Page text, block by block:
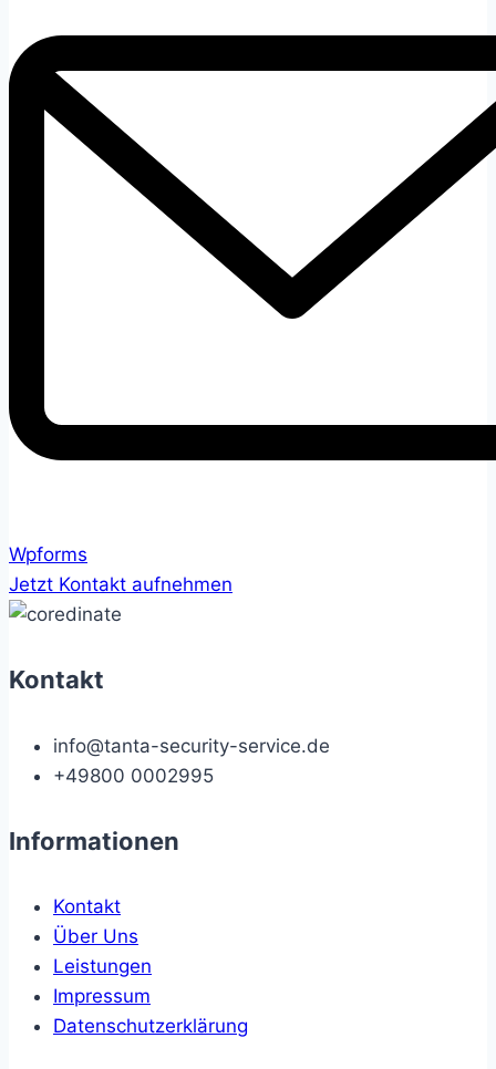
Wpforms
Jetzt Kontakt aufnehmen
Kontakt
info@tanta-security-service.de
+49800 0002995
Informationen
Kontakt
Über Uns
Leistungen
Impressum
Datenschutzerklärung